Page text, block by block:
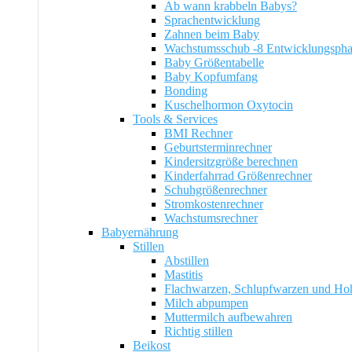
Ab wann krabbeln Babys?
Sprachentwicklung
Zahnen beim Baby
Wachstumsschub -8
Baby Größentabelle
Baby Kopfumfang
Bonding
Kuschelhormon Oxytocin
Tools & Services
BMI Rechner
Geburtsterminrechner
Kindersitzgröße berechnen
Kinderfahrrad Größenrechner
Schuhgrößenrechner
Stromkostenrechner
Wachstumsrechner
Babyernährung
Stillen
Abstillen
Mastitis
Flachwarzen, Schlupfwarzen und
Milch abpumpen
Muttermilch aufbewahren
Richtig stillen
Beikost